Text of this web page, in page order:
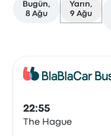
Bugün,
8 Ağu
Yarın,
9 Ağu
22:55
The Hague